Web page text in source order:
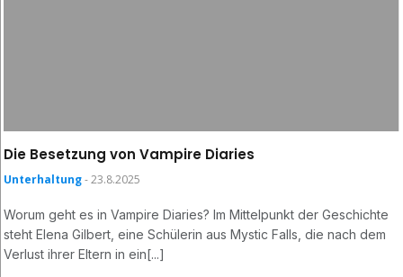
Die Besetzung von Vampire Diaries
Unterhaltung- 23.8.2025
Worum geht es in Vampire Diaries? Im Mittelpunkt der Geschichte
steht Elena Gilbert, eine Schülerin aus Mystic Falls, die nach dem
Verlust ihrer Eltern in ein[...]